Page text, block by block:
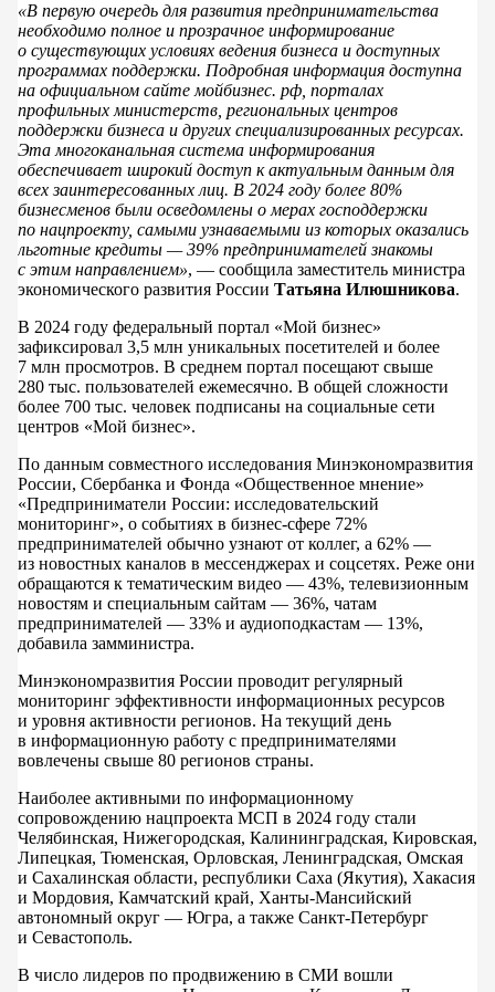
«В первую очередь для развития предпринимательства
необходимо полное и прозрачное информирование
о существующих условиях ведения бизнеса и доступных
программах поддержки. Подробная информация доступна
на официальном сайте мойбизнес. рф, порталах
профильных министерств, региональных центров
поддержки бизнеса и других специализированных ресурсах.
Эта многоканальная система информирования
обеспечивает широкий доступ к актуальным данным для
всех заинтересованных лиц. В 2024 году более 80%
бизнесменов были осведомлены о мерах господдержки
по нацпроекту, самыми узнаваемыми из которых оказались
льготные кредиты — 39% предпринимателей знакомы
с этим направлением», — сообщила заместитель министра
экономического развития России Татьяна Илюшникова.
В 2024 году федеральный портал «Мой бизнес»
зафиксировал 3,5 млн уникальных посетителей и более
7 млн просмотров. В среднем портал посещают свыше
280 тыс. пользователей ежемесячно. В общей сложности
более 700 тыс. человек подписаны на социальные сети
центров «Мой бизнес».
По данным совместного исследования Минэкономразвития
России, Сбербанка и Фонда «Общественное мнение»
«Предприниматели России: исследовательский
мониторинг», о событиях в бизнес-сфере 72%
предпринимателей обычно узнают от коллег, а 62% —
из новостных каналов в мессенджерах и соцсетях. Реже они
обращаются к тематическим видео — 43%, телевизионным
новостям и специальным сайтам — 36%, чатам
предпринимателей — 33% и аудиоподкастам — 13%,
добавила замминистра.
Минэкономразвития России проводит регулярный
мониторинг эффективности информационных ресурсов
и уровня активности регионов. На текущий день
в информационную работу с предпринимателями
вовлечены свыше 80 регионов страны.
Наиболее активными по информационному
сопровождению нацпроекта МСП в 2024 году стали
Челябинская, Нижегородская, Калининградская, Кировская,
Липецкая, Тюменская, Орловская, Ленинградская, Омская
и Сахалинская области, республики Саха (Якутия), Хакасия
и Мордовия, Камчатский край, Ханты-Мансийский
автономный округ — Югра, а также Санкт-Петербург
и Севастополь.
В число лидеров по продвижению в СМИ вошли